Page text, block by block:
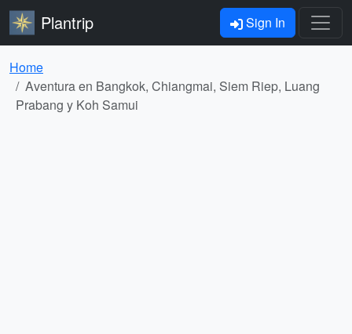
Plantrip Sign In
Home
Aventura en Bangkok, Chiangmai, Siem Riep, Luang
Prabang y Koh Samui